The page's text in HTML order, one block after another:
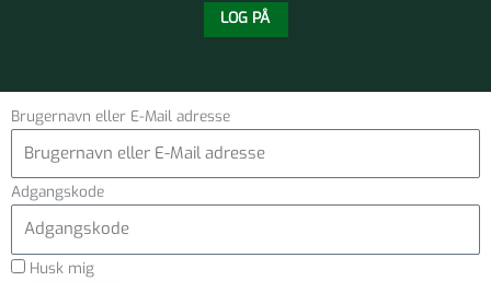
LOG PÅ
Brugernavn eller E-Mail adresse
Adgangskode
Husk mig